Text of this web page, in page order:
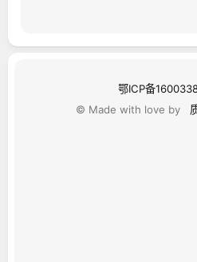
鄂ICP备
© Made with love by